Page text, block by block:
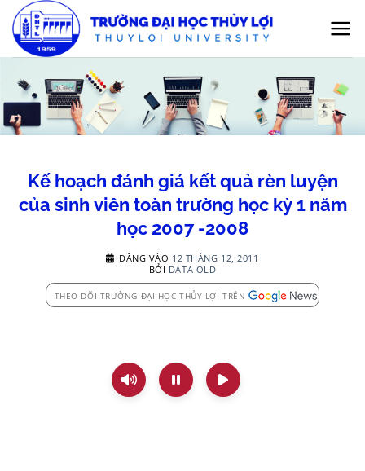
qua
nội
Kế hoạch đánh giá kết quả rèn luyện
của sinh viên toàn trường học kỳ 1 năm
học 2007 -2008
ĐĂNG VÀO 12 THÁNG 12, 2011
BỞI DATA OLD
THEO DÕI TRƯỜNG ĐẠI HỌC THỦY LỢI TRÊN